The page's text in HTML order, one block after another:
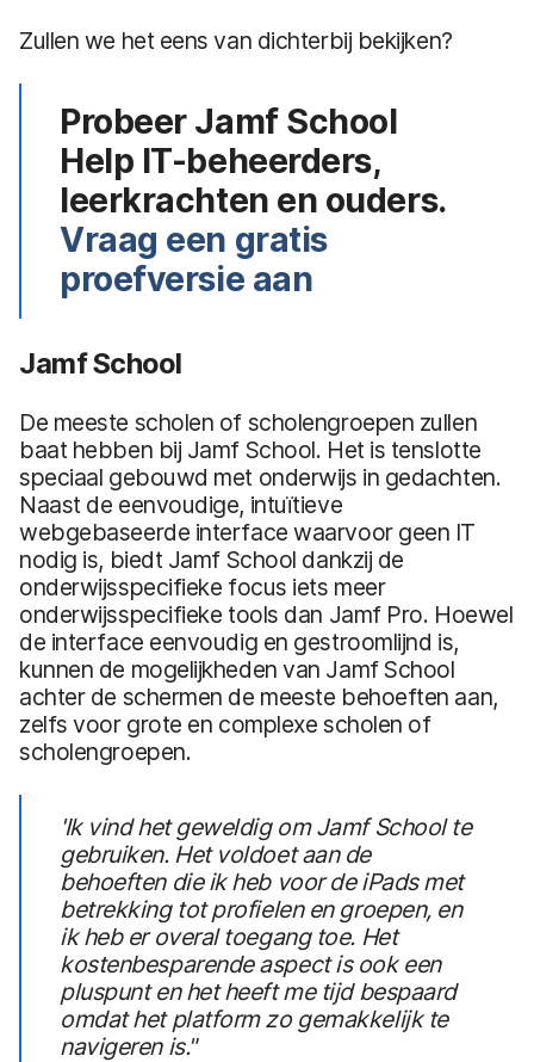
Zullen we het eens van dichterbij bekijken?
Probeer Jamf School
Help IT-beheerders,
leerkrachten en ouders.
Vraag een gratis
proefversie aan
Jamf School
De meeste scholen of scholengroepen zullen
baat hebben bij Jamf School. Het is tenslotte
speciaal gebouwd met onderwijs in gedachten.
Naast de eenvoudige, intuïtieve
webgebaseerde interface waarvoor geen IT
nodig is, biedt Jamf School dankzij de
onderwijsspecifieke focus iets meer
onderwijsspecifieke tools dan Jamf Pro. Hoewel
de interface eenvoudig en gestroomlijnd is,
kunnen de mogelijkheden van Jamf School
achter de schermen de meeste behoeften aan,
zelfs voor grote en complexe scholen of
scholengroepen.
'Ik vind het geweldig om Jamf School te
gebruiken. Het voldoet aan de
behoeften die ik heb voor de iPads met
betrekking tot profielen en groepen, en
ik heb er overal toegang toe. Het
kostenbesparende aspect is ook een
pluspunt en het heeft me tijd bespaard
omdat het platform zo gemakkelijk te
navigeren is."